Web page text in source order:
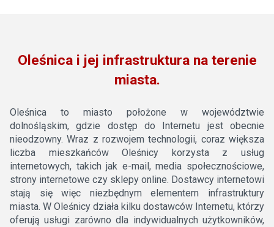
Oleśnica i jej infrastruktura na terenie
miasta.
Oleśnica to miasto położone w województwie
dolnośląskim, gdzie dostęp do Internetu jest obecnie
nieodzowny. Wraz z rozwojem technologii, coraz większa
liczba mieszkańców Oleśnicy korzysta z usług
internetowych, takich jak e-mail, media społecznościowe,
strony internetowe czy sklepy online. Dostawcy internetowi
stają się więc niezbędnym elementem infrastruktury
miasta. W Oleśnicy działa kilku dostawców Internetu, którzy
oferują usługi zarówno dla indywidualnych użytkowników,